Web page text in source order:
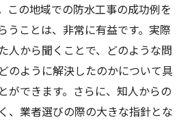
この地域での防水工事の成功例を
うことは、非常に有益です。実際
人から聞くことで、どのような問
のように解決したのかについて具
ができます。さらに、知人からの
、業者選びの際の大きな指針とな